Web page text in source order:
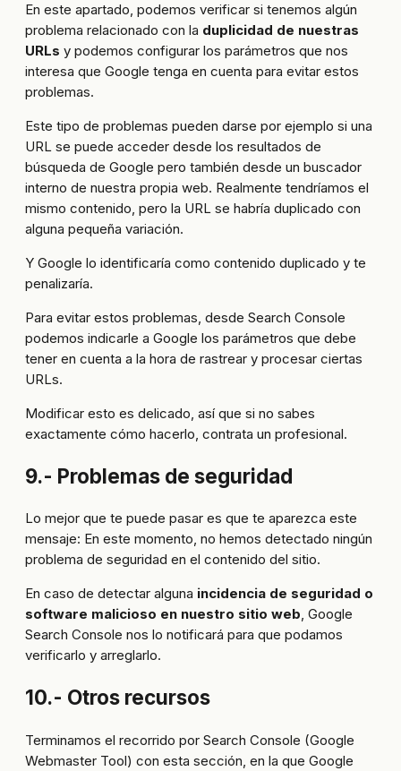
En este apartado, podemos verificar si tenemos algún
problema relacionado con la duplicidad de nuestras
URLs y podemos configurar los parámetros que nos
interesa que Google tenga en cuenta para evitar estos
problemas.
Este tipo de problemas pueden darse por ejemplo si una
URL se puede acceder desde los resultados de
búsqueda de Google pero también desde un buscador
interno de nuestra propia web. Realmente tendríamos el
mismo contenido, pero la URL se habría duplicado con
alguna pequeña variación.
Y Google lo identificaría como contenido duplicado y te
penalizaría.
Para evitar estos problemas, desde Search Console
podemos indicarle a Google los parámetros que debe
tener en cuenta a la hora de rastrear y procesar ciertas
URLs.
Modificar esto es delicado, así que si no sabes
exactamente cómo hacerlo, contrata un profesional.
9.- Problemas de seguridad
Lo mejor que te puede pasar es que te aparezca este
mensaje: En este momento, no hemos detectado ningún
problema de seguridad en el contenido del sitio.
En caso de detectar alguna incidencia de seguridad o
software malicioso en nuestro sitio web, Google
Search Console nos lo notificará para que podamos
verificarlo y arreglarlo.
10.- Otros recursos
Terminamos el recorrido por Search Console (Google
Webmaster Tool) con esta sección, en la que Google